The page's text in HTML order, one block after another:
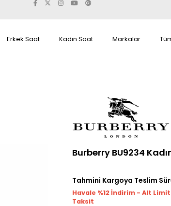
Erkek Saat Kadın Saat Markalar
Burberry BU9234
Tahmini Kargoya Teslim
Havale %12 İndirim - Alt Limit
Taksit